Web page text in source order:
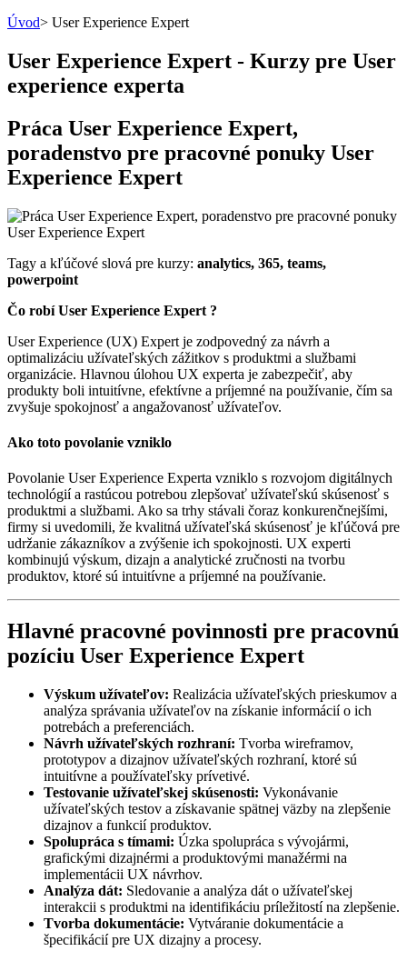
Úvod> User Experience Expert
User Experience Expert - Kurzy pre User
experience experta
Práca User Experience Expert,
poradenstvo pre pracovné ponuky User
Experience Expert
Tagy a kľúčové slová pre kurzy: analytics, 365, teams,
powerpoint
Čo robí User Experience Expert ?
User Experience (UX) Expert je zodpovedný za návrh a
optimalizáciu užívateľských zážitkov s produktmi a službami
organizácie. Hlavnou úlohou UX experta je zabezpečiť, aby
produkty boli intuitívne, efektívne a príjemné na používanie, čím sa
zvyšuje spokojnosť a angažovanosť užívateľov.
Ako toto povolanie vzniklo
Povolanie User Experience Experta vzniklo s rozvojom digitálnych
technológií a rastúcou potrebou zlepšovať užívateľskú skúsenosť s
produktmi a službami. Ako sa trhy stávali čoraz konkurenčnejšími,
firmy si uvedomili, že kvalitná užívateľská skúsenosť je kľúčová pre
udržanie zákazníkov a zvýšenie ich spokojnosti. UX experti
kombinujú výskum, dizajn a analytické zručnosti na tvorbu
produktov, ktoré sú intuitívne a príjemné na používanie.
Hlavné pracovné povinnosti pre pracovnú
pozíciu User Experience Expert
Výskum užívateľov: Realizácia užívateľských prieskumov a
analýza správania užívateľov na získanie informácií o ich
potrebách a preferenciách.
Návrh užívateľských rozhraní: Tvorba wireframov,
prototypov a dizajnov užívateľských rozhraní, ktoré sú
intuitívne a používateľsky prívetivé.
Testovanie užívateľskej skúsenosti: Vykonávanie
užívateľských testov a získavanie spätnej väzby na zlepšenie
dizajnov a funkcií produktov.
Spolupráca s tímami: Úzka spolupráca s vývojármi,
grafickými dizajnérmi a produktovými manažérmi na
implementácii UX návrhov.
Analýza dát: Sledovanie a analýza dát o užívateľskej
interakcii s produktmi na identifikáciu príležitostí na zlepšenie.
Tvorba dokumentácie: Vytváranie dokumentácie a
špecifikácií pre UX dizajny a procesy.